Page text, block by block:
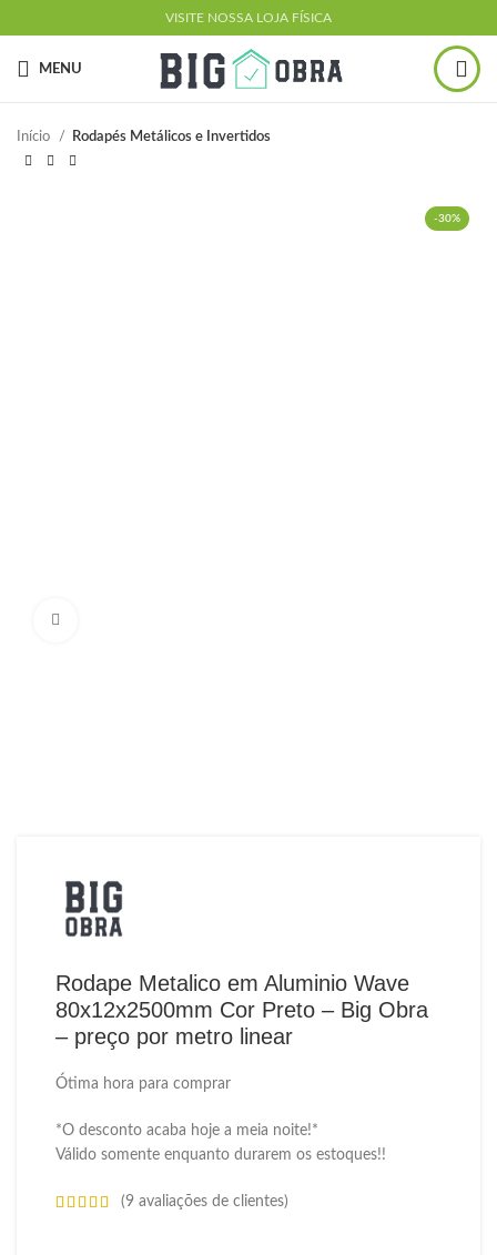
VISITE NOSSA LOJA FÍSICA
MENU
Início Rodapés Metálicos e Invertidos
-30%
Rodape Metalico em Aluminio Wave
80x12x2500mm Cor Preto – Big Obra
– preço por metro linear
Ótima hora para comprar
*O desconto acaba hoje a meia noite!*
Válido somente enquanto durarem os estoques!!
(9 avaliações de clientes)